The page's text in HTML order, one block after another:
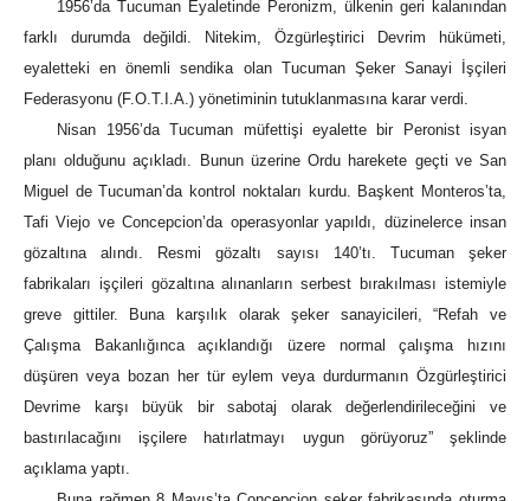
1956’da Tucuman Eyaletinde Peronizm, ülkenin geri kalanından
farklı durumda değildi. Nitekim, Özgürleştirici Devrim hükümeti,
eyaletteki en önemli sendika olan Tucuman Şeker Sanayi İşçileri
Federasyonu (F.O.T.I.A.) yönetiminin tutuklanmasına karar verdi.
Nisan 1956’da Tucuman müfettişi eyalette bir Peronist isyan
planı olduğunu açıkladı. Bunun üzerine Ordu harekete geçti ve San
Miguel de Tucuman’da kontrol noktaları kurdu. Başkent Monteros’ta,
Tafi Viejo ve Concepcion’da operasyonlar yapıldı, düzinelerce insan
gözaltına alındı. Resmi gözaltı sayısı 140’tı. Tucuman şeker
fabrikaları işçileri gözaltına alınanların serbest bırakılması istemiyle
greve gittiler. Buna karşılık olarak şeker sanayicileri, “Refah ve
Çalışma Bakanlığınca açıklandığı üzere normal çalışma hızını
düşüren veya bozan her tür eylem veya durdurmanın Özgürleştirici
Devrime karşı büyük bir sabotaj olarak değerlendirileceğini ve
bastırılacağını işçilere hatırlatmayı uygun görüyoruz” şeklinde
açıklama yaptı.